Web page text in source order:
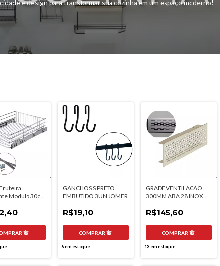
e design para transformar sua cozinha em um espaço moderno!
Modulo 30cm
GANCHOS S PRETO
EMBUTIDO 3UN JOMER
R$19,10
6em estoque
GRADE VENTILACAO
300MM ABA 28 INOX
R$145,60
13em estoque